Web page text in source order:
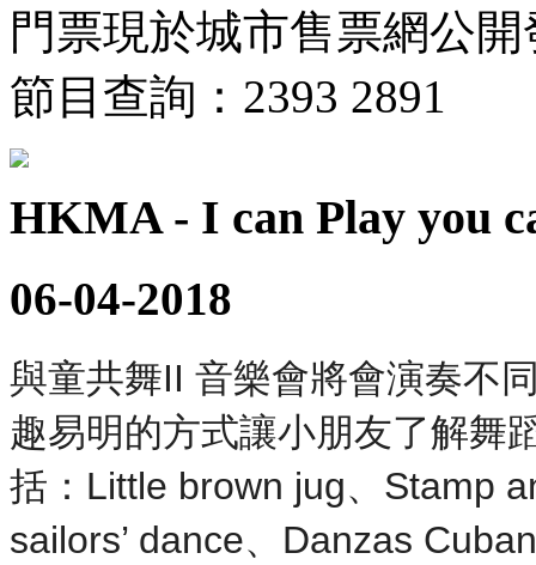
門票現於城市售票網公開
節目查詢：2393 2891
HKMA - I can Play you
06-04-2018
與童共舞II 音樂會將會演奏不
趣易明的方式讓小朋友了解舞
括： Little brown jug、
Stamp
sailors’ dance、
Danzas